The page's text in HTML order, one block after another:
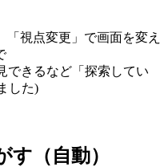
「視点変更」で画面を変え
できるなど「探索してい
した)
（自動）